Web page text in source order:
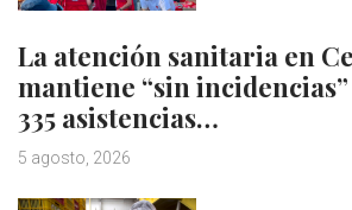
La atención sanitaria en
mantiene “sin
335 asistencias…
5 agosto, 2026